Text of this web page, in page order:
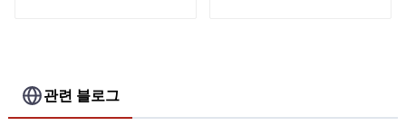
관련 블로그